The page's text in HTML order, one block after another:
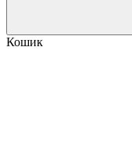
Кошик